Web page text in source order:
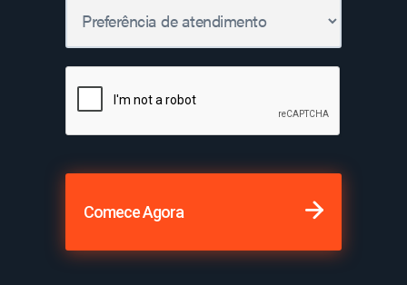
Comece Agora